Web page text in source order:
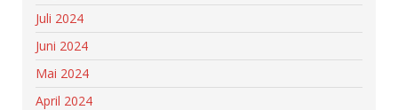
Juli 2024
Juni 2024
Mai 2024
April 2024